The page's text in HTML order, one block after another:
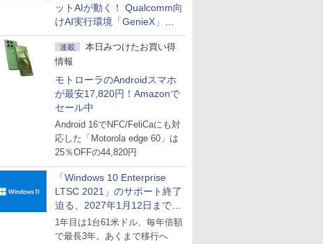
ットAIが動く！ Qualcomm向
けAI実行環境「GenieX」を
試してみた
連載
本日みつけたお買い得
情報
モトローラのAndroidスマホ
が最安17,820円！Amazonで
セール中
Android 16でNFC/FeliCaにも対
応した「Motorola edge 60」は
25％OFFの44,820円
「Windows 10 Enterprise
LTSC 2021」のサポート終了
迫る、2027年1月12日まで
～ESUは9月1日から販売
1年目は1台61米ドル、毎年倍額
で最長3年。あくまで移行へ